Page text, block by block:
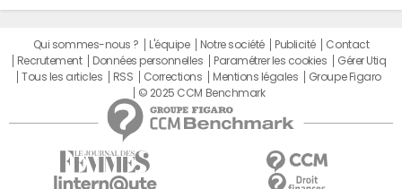
Qui sommes-nous ? L'équipe Notre société Publicité
Contact
Recrutement
Données personnelles Paramétrer les cookies
Gérer Utiq
Tous les articles
RSS Corrections Mentions légales
Groupe Figaro
© 2025 CCM Benchmark